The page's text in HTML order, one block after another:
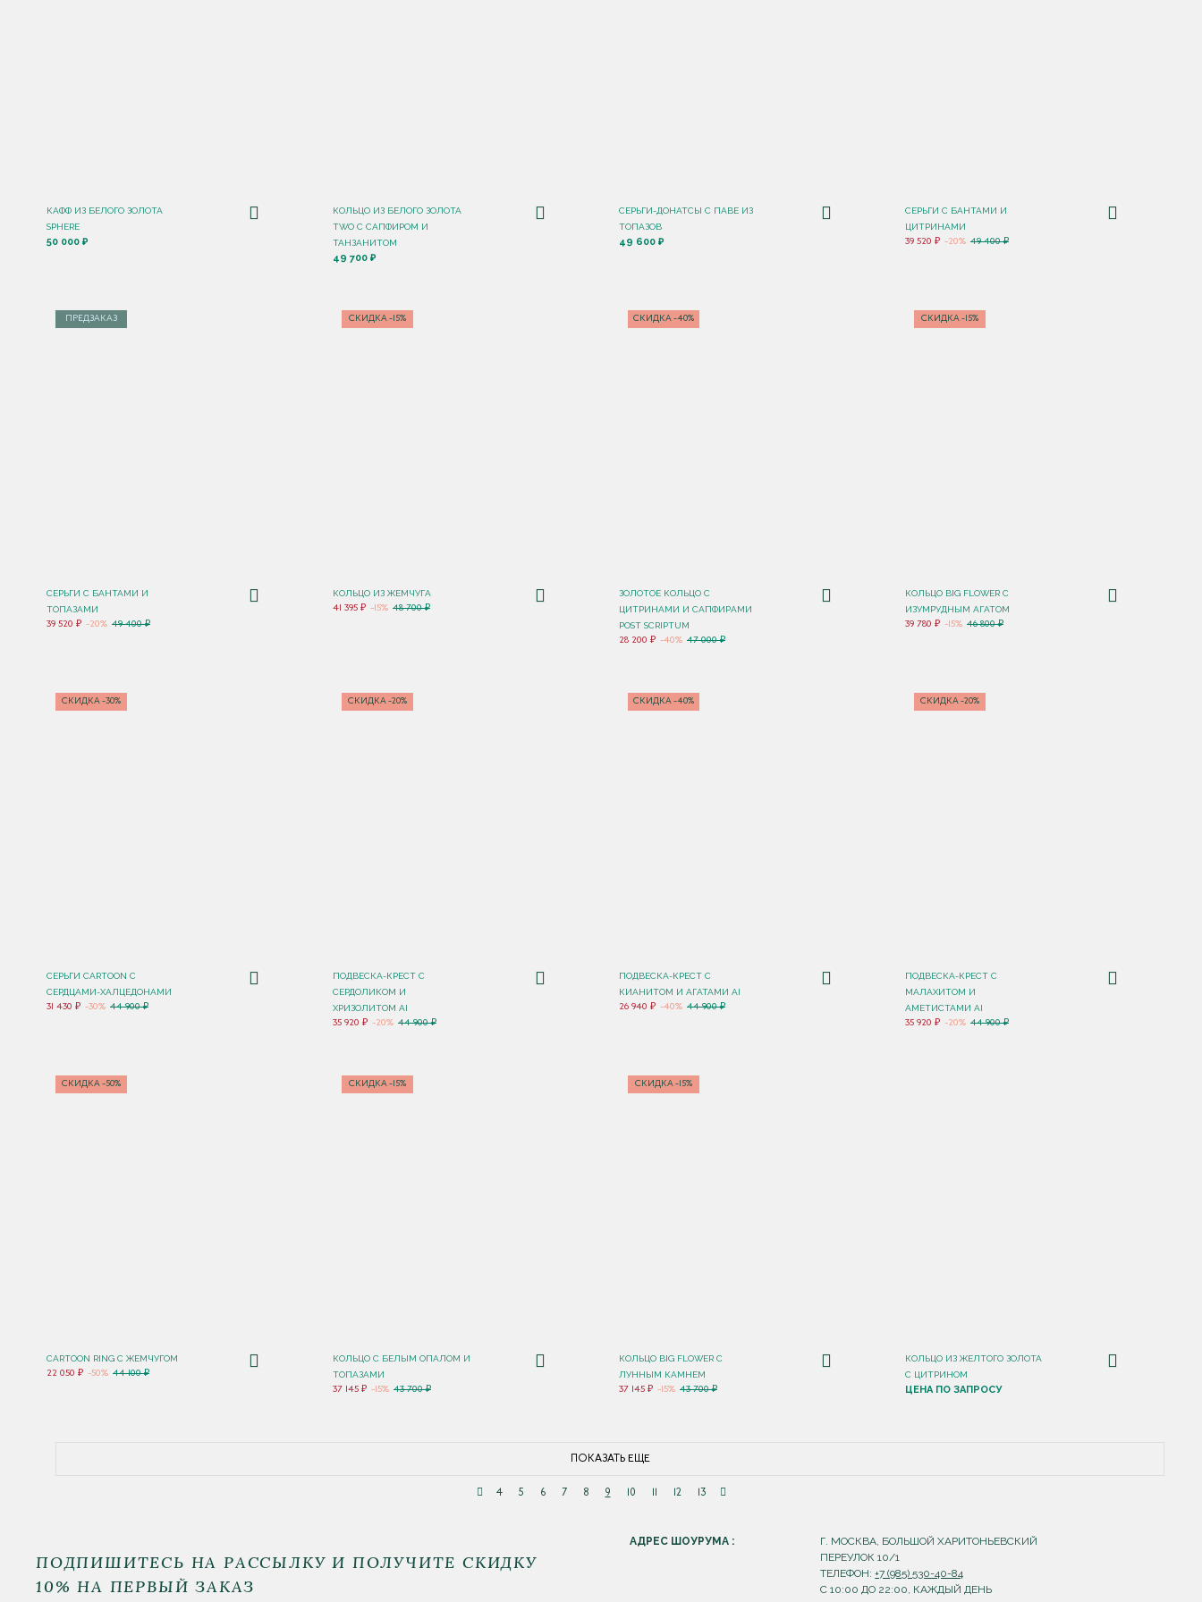
КАФФ ИЗ БЕЛОГО ЗОЛОТА
SPHERE
50 000 ₽
КОЛЬЦО ИЗ БЕЛОГО ЗОЛОТА
TWO С САПФИРОМ И
ТАНЗАНИТОМ
49 700 ₽
СЕРЬГИ-ДОНАТСЫ С ПАВЕ ИЗ
ТОПАЗОВ
49 600 ₽
СЕРЬГИ С БАНТАМИ И
ЦИТРИНАМИ
39 520 ₽ -20% 49 400 ₽
ПРЕДЗАКАЗ
СЕРЬГИ С БАНТАМИ И
ТОПАЗАМИ
39 520 ₽ -20% 49 400 ₽
СКИДКА -15%
КОЛЬЦО ИЗ ЖЕМЧУГА
41 395 ₽ -15% 48 700 ₽
СКИДКА -40%
ЗОЛОТОЕ КОЛЬЦО С
ЦИТРИНАМИ И САПФИРАМИ
POST SCRIPTUM
28 200 ₽ -40% 47 000 ₽
СКИДКА -15%
КОЛЬЦО BIG FLOWER С
ИЗУМРУДНЫМ АГАТОМ
39 780 ₽ -15% 46 800 ₽
СКИДКА -30%
СЕРЬГИ CARTOON C
СЕРДЦАМИ-ХАЛЦЕДОНАМИ
31 430 ₽ -30% 44 900 ₽
СКИДКА -20%
ПОДВЕСКА-КРЕСТ С
СЕРДОЛИКОМ И
ХРИЗОЛИТОМ AI
35 920 ₽ -20% 44 900 ₽
СКИДКА -40%
ПОДВЕСКА-КРЕСТ С
КИАНИТОМ И АГАТАМИ AI
26 940 ₽ -40% 44 900 ₽
СКИДКА -20%
ПОДВЕСКА-КРЕСТ С
МАЛАХИТОМ И
АМЕТИСТАМИ AI
35 920 ₽ -20% 44 900 ₽
СКИДКА -50%
CARTOON RING С ЖЕМЧУГОМ
22 050 ₽ -50% 44 100 ₽
СКИДКА -15%
КОЛЬЦО С БЕЛЫМ ОПАЛОМ И
ТОПАЗАМИ
37 145 ₽ -15% 43 700 ₽
СКИДКА -15%
КОЛЬЦО BIG FLOWER С
ЛУННЫМ КАМНЕМ
37 145 ₽ -15% 43 700 ₽
КОЛЬЦО ИЗ ЖЕЛТОГО ЗОЛОТА
С ЦИТРИНОМ
ЦЕНА ПО ЗАПРОСУ
ПОКАЗАТЬ ЕЩЕ
4 5 6 7 8 9 10 12 13
ПОДПИШИТЕСЬ НА РАССЫЛКУ И ПОЛУЧИТЕ СКИДКУ
10% НА ПЕРВЫЙ ЗАКАЗ
АДРЕС ШОУРУМА :
Г. МОСКВА, БОЛЬШОЙ ХАРИТОНЬЕВСКИЙ
ПЕРЕУЛОК 10/1
ТЕЛЕФОН:+7 (985) 530-40-84
С 10:00 ДО 22:00, КАЖДЫЙ ДЕНЬ